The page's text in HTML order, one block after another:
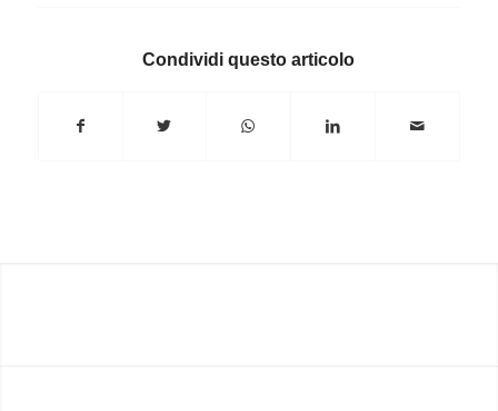
Condividi questo articolo